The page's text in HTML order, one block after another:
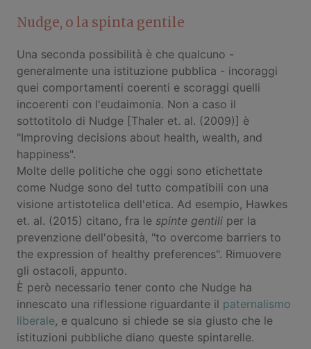
Nudge, o la spinta gentile
Una seconda possibilità è che qualcuno -
generalmente una istituzione pubblica - incoraggi
quei comportamenti coerenti e scoraggi quelli
incoerenti con l'eudaimonia. Non a caso il
sottotitolo di Nudge [Thaler et. al. (2009)] è
"Improving decisions about health, wealth, and
happiness".
Molte delle politiche che oggi sono etichettate
come Nudge sono del tutto compatibili con una
visione artistotelica dell'etica. Ad esempio, Hawkes
et. al. (2015) citano, fra le spinte gentili per la
prevenzione dell'obesità, "to overcome barriers to
the expression of healthy preferences". Rimuovere
gli ostacoli, appunto.
È però necessario tener conto che Nudge ha
innescato una riflessione riguardante il paternalismo
liberale, e qualcuno si chiede se sia giusto che le
istituzioni pubbliche diano queste spintarelle.